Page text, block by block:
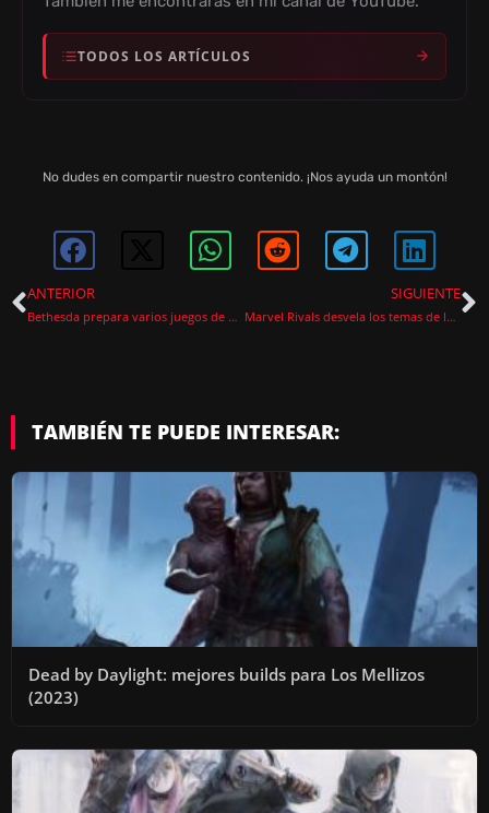
TODOS LOS ARTÍCULOS
No dudes en compartir nuestro contenido. ¡Nos ayuda un montón!
ANTERIOR
Bethesda prepara varios juegos de Fallout según fuentes del sector
SIGUIENTE
Marvel Rivals desvela los temas de las temporadas 4 y 5
TAMBIÉN TE PUEDE INTERESAR:
Dead by Daylight: mejores builds para Los Mellizos
(2023)